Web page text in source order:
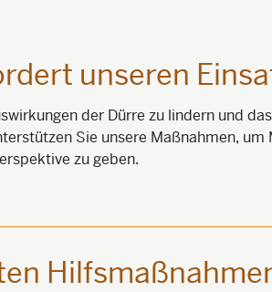
unseren
der Dürre zu lindern und
Sie unsere Maßnahmen, um
zu geben.